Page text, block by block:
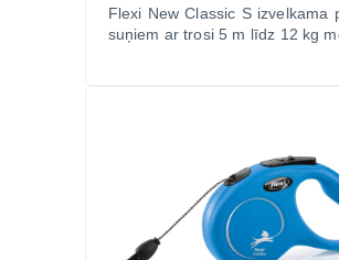
Flexi New Classic S izvelkama
suņiem ar trosi 5 m līdz 12 kg